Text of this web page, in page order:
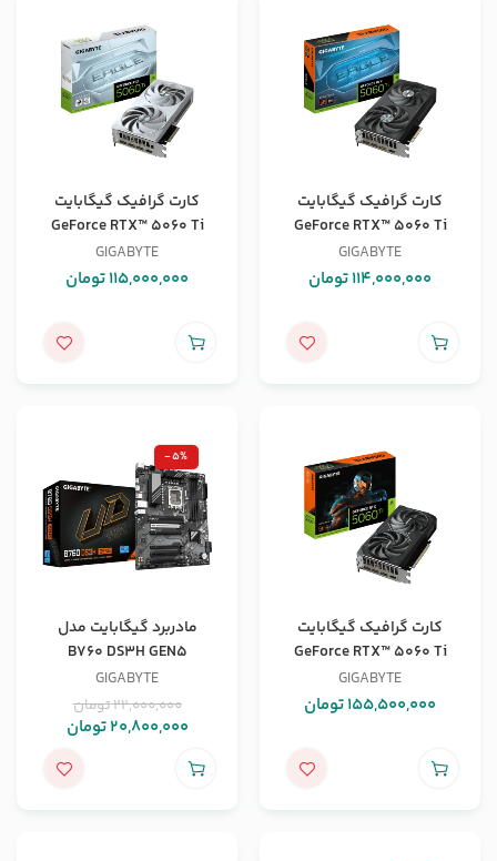
کارت گرافیک گیگابایت
GeForce RTX™ 5060 Ti
EAGLE OC 8G
GIGABYTE
114,000,000تومان
کارت گرافیک گیگابایت
GeForce RTX™ 5060 Ti
EAGLE OC ICE 8G
GIGABYTE
115,000,000تومان
کارت گرافیک گیگابایت
GeForce RTX™ 5060 Ti
WINDFORCE MAX OC 16G
GIGABYTE
155,500,000تومان
-5%
مادربرد گیگابایت مدل
B760 DS3H GEN5
GIGABYTE
22,000,000تومان
20,800,000تومان